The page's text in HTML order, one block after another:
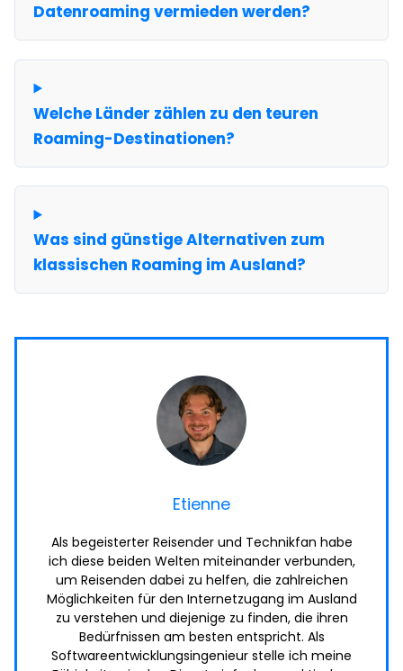
Datenroaming vermieden werden?
Welche Länder zählen zu den teuren
Roaming-Destinationen?
Was sind günstige Alternativen zum
klassischen Roaming im Ausland?
Etienne
Als begeisterter Reisender und Technikfan habe
ich diese beiden Welten miteinander verbunden,
um Reisenden dabei zu helfen, die zahlreichen
Möglichkeiten für den Internetzugang im Ausland
zu verstehen und diejenige zu finden, die ihren
Bedürfnissen am besten entspricht. Als
Softwareentwicklungsingenieur stelle ich meine